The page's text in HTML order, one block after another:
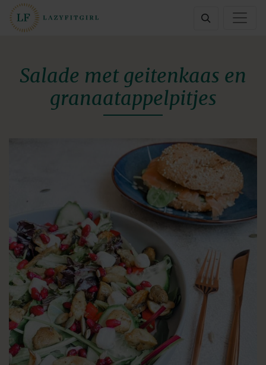
Salade met geitenkaas en
granaatappelpitjes